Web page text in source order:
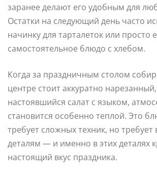
заранее делают его удобным для
Остатки на следующий день часто
начинку для тарталеток или просто
самостоятельное блюдо с хлебом.
Когда за праздничным столом
центре стоит аккуратно
настоявшийся салат с языком,
становится особенно теплой. Это
требует сложных техник, но
деталям — и именно в этих деталях
настоящий вкус праздника.